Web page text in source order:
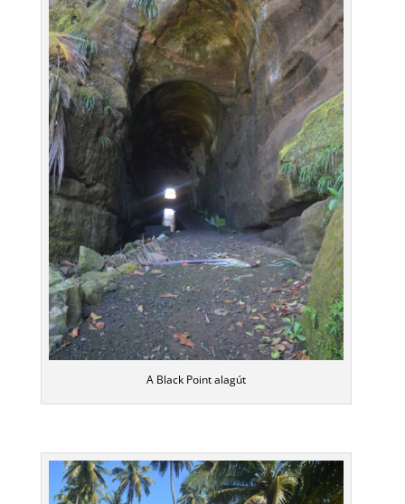
A Black Point alagút